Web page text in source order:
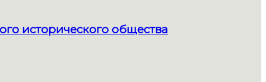
исторического общества